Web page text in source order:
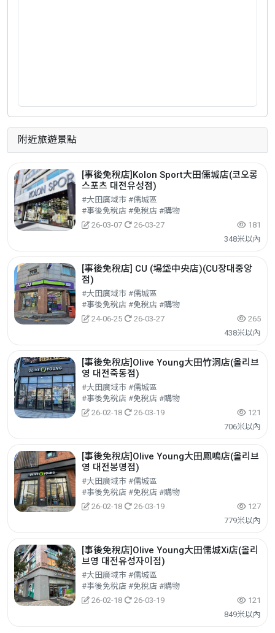
附近旅遊景點
[事後免稅店]Kolon Sport大田儒城店(코오롱
스포츠 대전유성점)
#大田廣域市 #儒城區
#事後免稅店 #免稅店 #購物
26-03-07
26-03-27
181
348米以內
[事後免稅店] CU (場垈中央店)(CU장대중앙
점)
#大田廣域市 #儒城區
#事後免稅店 #免稅店 #購物
24-06-25
26-03-27
265
438米以內
[事後免稅店]Olive Young大田竹洞店(올리브
영 대전죽동점)
#大田廣域市 #儒城區
#事後免稅店 #免稅店 #購物
26-02-18
26-03-19
121
706米以內
[事後免稅店]Olive Young大田鳳鳴店(올리브
영 대전봉명점)
#大田廣域市 #儒城區
#事後免稅店 #免稅店 #購物
26-02-18
26-03-19
127
779米以內
[事後免稅店]Olive Young大田儒城Xi店(올리
브영 대전유성자이점)
#大田廣域市 #儒城區
#事後免稅店 #免稅店 #購物
26-02-18
26-03-19
121
849米以內